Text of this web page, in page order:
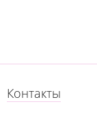
Контакты